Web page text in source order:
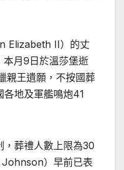
Elizabeth II）的丈
月9日於溫莎堡逝
親王遺願，不按國葬
各地及軍艦鳴炮41
，葬禮人數上限為30
）早前已表